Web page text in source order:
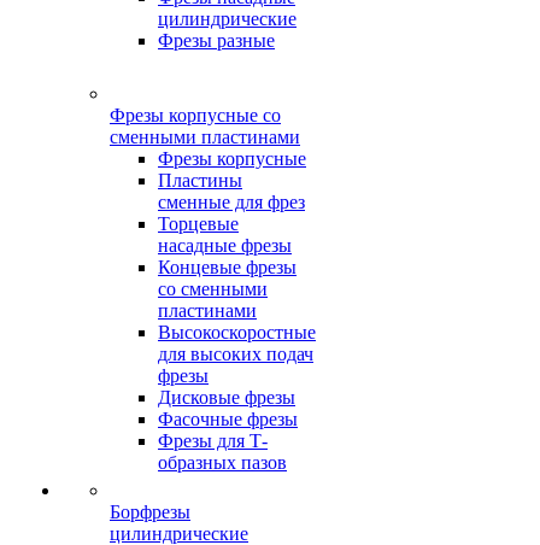
цилиндрические
Фрезы разные
Фрезы корпусные со
сменными пластинами
Фрезы корпусные
Пластины
сменные для фрез
Торцевые
насадные фрезы
Концевые фрезы
со сменными
пластинами
Высокоскоростные
для высоких подач
фрезы
Дисковые фрезы
Фасочные фрезы
Фрезы для Т-
образных пазов
Борфрезы
цилиндрические